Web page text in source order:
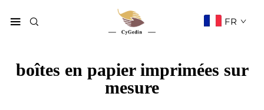
FR
boîtes en papier imprimées sur
mesure